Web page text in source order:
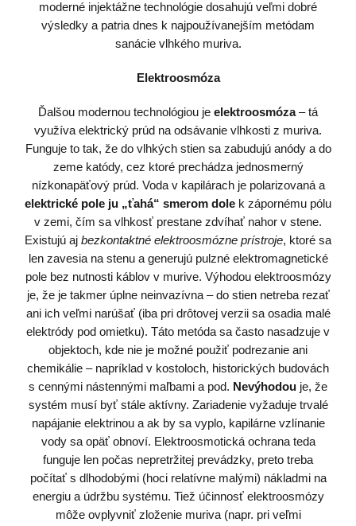
moderné injektážne technológie dosahujú veľmi dobré
výsledky a patria dnes k najpoužívanejším metódam
sanácie vlhkého muriva.
Elektroosmóza
Ďalšou modernou technológiou je elektroosmóza– tá
využíva elektrický prúd na odsávanie vlhkosti z muriva.
Funguje to tak, že do vlhkých stien sa zabudujú anódy a do
zeme katódy, cez ktoré prechádza jednosmerný
nízkonapäťový prúd. Voda v kapilárach je polarizovaná a
elektrické pole ju „ťahá“ smerom dole k zápornému pólu
v zemi, čím sa vlhkosť prestane zdvíhať nahor v stene.
Existujú aj bezkontaktné elektroosmózne prístroje, ktoré sa
len zavesia na stenu a generujú pulzné elektromagnetické
pole bez nutnosti káblov v murive. Výhodou elektroosmózy
je, že je takmer úplne neinvazívna – do stien netreba rezať
ani ich veľmi narúšať (iba pri drôtovej verzii sa osadia malé
elektródy pod omietku). Táto metóda sa často nasadzuje v
objektoch, kde nie je možné použiť podrezanie ani
chemikálie – napríklad v kostoloch, historických budovách
s cennými nástennými maľbami a pod. Nevýhodou je, že
systém musí byť stále aktívny. Zariadenie vyžaduje trvalé
napájanie elektrinou a ak by sa vyplo, kapilárne vzlínanie
vody sa opäť obnoví. Elektroosmotická ochrana teda
funguje len počas nepretržitej prevádzky, preto treba
počítať s dlhodobými (hoci relatívne malými) nákladmi na
energiu a údržbu systému. Tiež účinnosť elektroosmózy
môže ovplyvniť zloženie muriva (napr. pri veľmi